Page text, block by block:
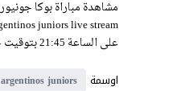
على الساعة 21:45 بتوقيت جرينيتش حصريًا على موقع يلا شوت فيديو.
اوسمة
argentinos juniors